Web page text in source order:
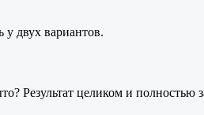
у двух вариантов.
Результат целиком и полностью